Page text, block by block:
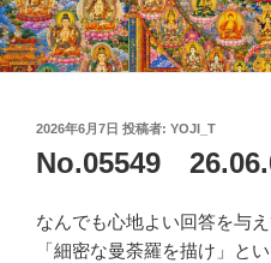
投
稿
日:
2026年6月7日 投稿者: YOJI_T
No.05549
なんでも心地よい回答を与
「細密な曼荼羅を描け」と